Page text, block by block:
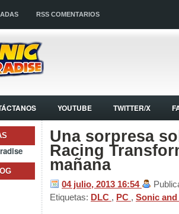
RSS COMENTARIOS
YOUTUBE TWITTER/X
Una sorpresa
Racing
mañana
04 julio, 2013 16:54
Etiquetas: DLC , PC , Sonic